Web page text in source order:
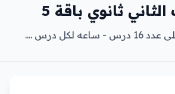
ثانوي باقة 5
لكل درس ....